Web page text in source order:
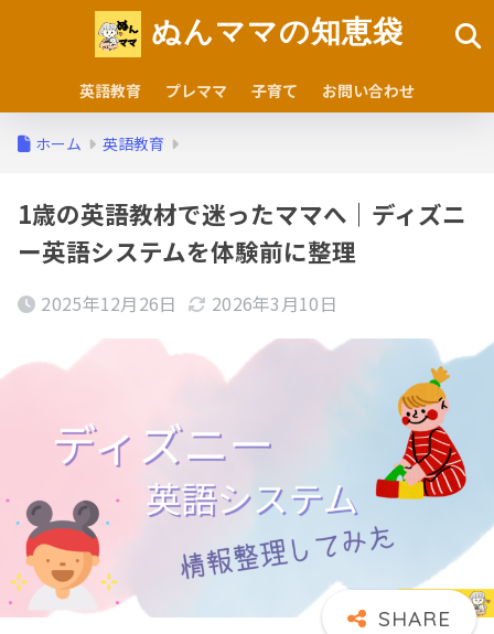
ぬんママの知恵袋
英語教育 プレママ 子育て お問い合わせ
ホーム 英語教育
1歳の英語教材で迷ったママへ｜ディズニ
ー英語システムを体験前に整理
2025年12月26日 2026年3月10日